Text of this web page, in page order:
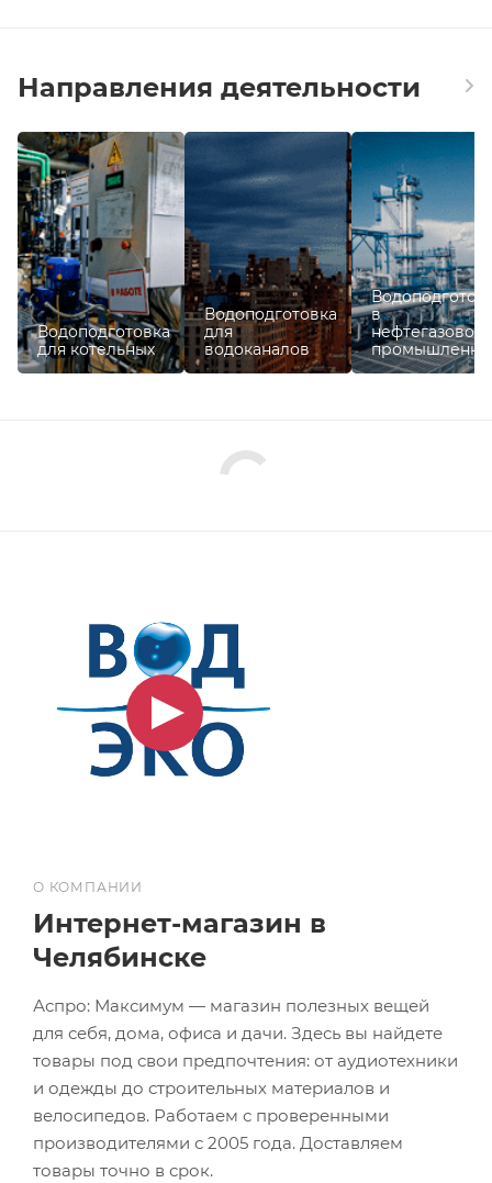
Направления деятельности
Водоподготовка
для котельных
Водоподготовка
для
водоканалов
в
нефтегазовой
О КОМПАНИИ
Интернет-магазин в
Челябинске
Аспро: Максимум — магазин полезных вещей
для себя, дома, офиса и дачи. Здесь вы найдете
товары под свои предпочтения: от аудиотехники
и одежды до строительных материалов и
велосипедов. Работаем с проверенными
производителями с 2005 года. Доставляем
товары точно в срок.